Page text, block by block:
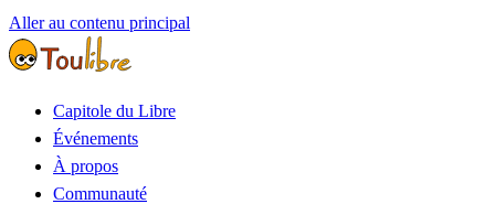
Aller au contenu principal
Capitole du Libre
Événements
À propos
Communauté